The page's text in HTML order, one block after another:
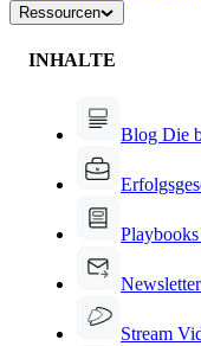
Ressourcen
INHALTE
Blog Die
Playbooks
Newsletter
Stream